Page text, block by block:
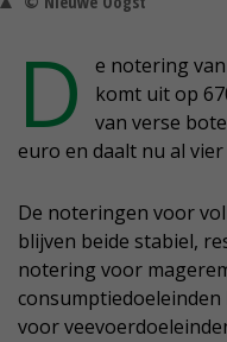
D
e notering
komt uit op
van verse
euro en daalt nu al
De noteringen voor
blijven beide stabiel,
notering voor
voor